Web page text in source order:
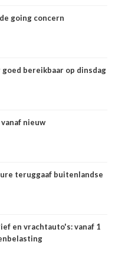
going concern
bereikbaar op dinsdag
nieuw
teruggaaf buitenlandse
en vrachtauto's: vanaf 1